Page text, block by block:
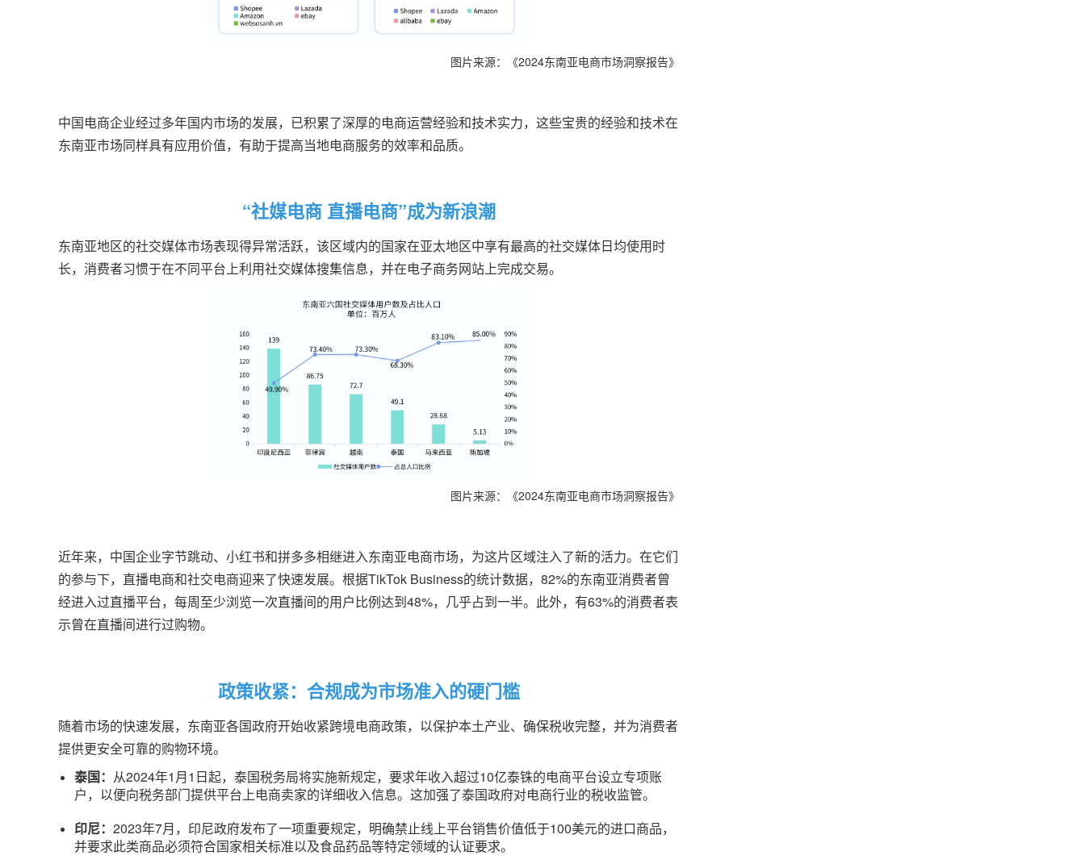
图片来源：《2024东南亚电商市场洞察报告》
中国电商企业经过多年国内市场的发展，已积累了深厚的电商运营经验和技术实力，这些宝贵的经验和技术在
东南亚市场同样具有应用价值，有助于提高当地电商服务的效率和品质。
“社媒电商 直播电商”成为新浪潮
东南亚地区的社交媒体市场表现得异常活跃，该区域内的国家在亚太地区中享有最高的社交媒体日均使用时
长，消费者习惯于在不同平台上利用社交媒体搜集信息，并在电子商务网站上完成交易。
图片来源：《2024东南亚电商市场洞察报告》
近年来，中国企业字节跳动、小红书和拼多多相继进入东南亚电商市场，为这片区域注入了新的活力。在它们
的参与下，直播电商和社交电商迎来了快速发展。根据TikTok Business的统计数据，82%的东南亚消费者曾
经进入过直播平台，每周至少浏览一次直播间的用户比例达到48%，几乎占到一半。此外，有63%的消费者表
示曾在直播间进行过购物。
政策收紧：合规成为市场准入的硬门槛
随着市场的快速发展，东南亚各国政府开始收紧跨境电商政策，以保护本土产业、确保税收完整，并为消费者
提供更安全可靠的购物环境。
泰国： 从2024年1月1日起，泰国税务局将实施新规定，要求年收入超过10亿泰铢的电商平台设立专项账
户，以便向税务部门提供平台上电商卖家的详细收入信息。这加强了泰国政府对电商行业的税收监管。
印尼： 2023年7月，印尼政府发布了一项重要规定，明确禁止线上平台销售价值低于100美元的进口商品，
并要求此类商品必须符合国家相关标准以及食品药品等特定领域的认证要求。